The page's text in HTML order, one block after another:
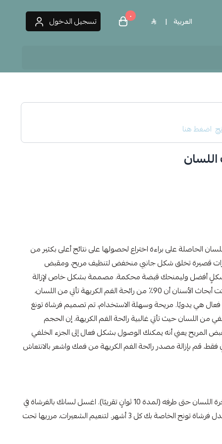
العربية | ٠ تسجيل الدخول
اضغط هنا
الحاصلة على براءة اختراع لحصولها على نتائج أعلى بكثير من
قصيرة تخلق شكل جانبي منخفض لتنظيف مريح، ومقبض
أفضل وليمنحك قبضة محكمة. مصممة بشكل خاص لإزالة
سبب رائحة الفم الكريهة، التي أثبتت أبحاث الأسنان أن 90٪ من رائحة الفم الكريهة تأتي من اللسان،
فعال هي يدويًا. مريحة وسهلة الاستخدام، تم تصميم فرشاة تونغ
من اللسان حيث تأتي غالبية رائحة الفم الكريهة. إن الحجم
المريح يعني أنه يمكنك الوصول بشكل فعال إلى الجزء الخلفي
قم بإزالة مصدر رائحة الفم الكريهة من فمك واشعر بالانتعاش
افرد لسانك وافركه برفق من مؤخرة اللسان حتى طرفه (لمدة 10 ثوانٍ تقريبًا). اغسل لسانك بالفرشاة في
كل مرة تغسل فيها أسنانك. استبدل فرشاة تونج الخاصة بك كل 3 أشهر. لتنعيم الشعيرات، مرريها تحت